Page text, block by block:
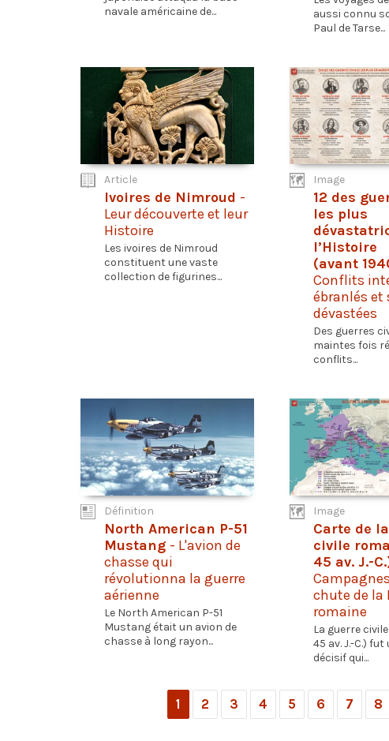
navale américaine de...
aussi connu
Paul de Tarse...
Article
Ivoires de Nimroud -
Leur découverte et leur
Histoire
Les ivoires de Nimroud
constituent une vaste
collection de figurines...
Image
12 des
les plus
l’Histoire
(avant
Conflits
ébranlés et
dévastées
Des guerres
maintes fois
conflits...
Définition
North American P-51
Mustang - L'avion de
chasse qui
révolutionna la guerre
aérienne
Le North American P-51
Mustang était un avion de
chasse à long rayon...
Image
Carte de
civile
45 av. J.-
chute de la
romaine
La guerre
45 av. J.-C.)
décisif qui...
1 2 3 4 5 6 7 8